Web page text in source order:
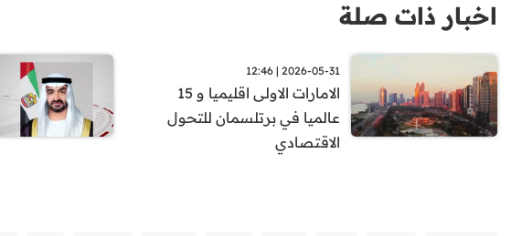
اخبار ذات صلة
2026-05-31 | 12:46
الامارات الاولى اقليميا و 15
عالميا في برتلسمان للتحول
الاقتصادي